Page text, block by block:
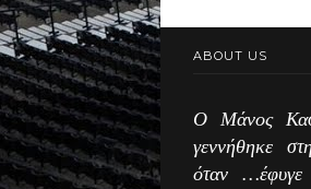
ABOUT US
Ο Μάνος
γεννήθηκε
όταν